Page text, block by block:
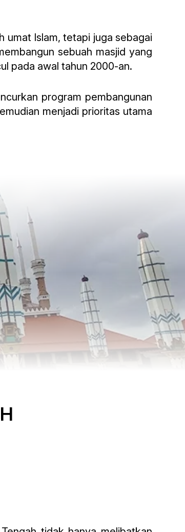
umat Islam, tetapi juga sebagai
sebuah masjid yang
pada awal tahun 2000-an.
program pembangunan
menjadi prioritas utama